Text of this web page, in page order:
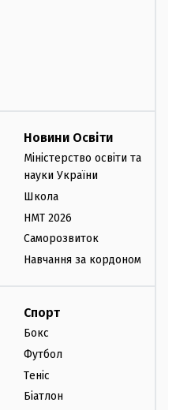
Новини Освіти
Міністерство освіти та
науки України
Школа
НМТ 2026
Саморозвиток
Навчання за кордоном
Спорт
Бокс
Футбол
Теніс
Біатлон